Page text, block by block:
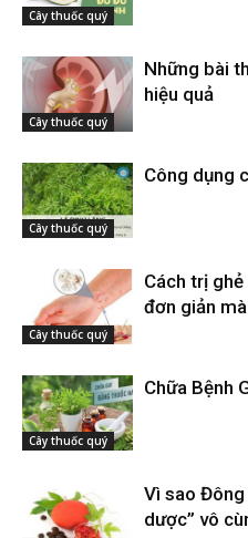
Cây thuốc quý
Cây thuốc quý
Những bài
hiệu quả
Cây thuốc quý
Công dụng
Cây thuốc quý
Cách trị
đơn giản
Cây thuốc quý
Chữa Bệnh
Vì sao Đông
dược” vô